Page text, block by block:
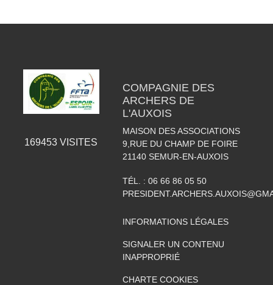
169453 VISITES
COMPAGNIE DES
ARCHERS DE
L'AUXOIS
MAISON DES ASSOCIATIONS
9,RUE DU CHAMP DE FOIRE
21140 SEMUR-EN-AUXOIS
TÉL. : 06 66 86 05 50
INFORMATIONS LÉGALES
SIGNALER UN CONTENU
INAPPROPRIÉ
CHARTE COOKIES